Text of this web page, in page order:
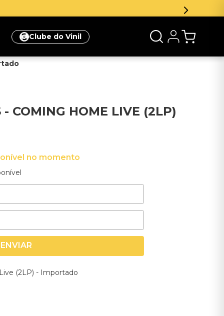
Clube do Vinil
COMING HOME LIVE (2LP)
no momento
ENVIAR
(2LP) - Importado